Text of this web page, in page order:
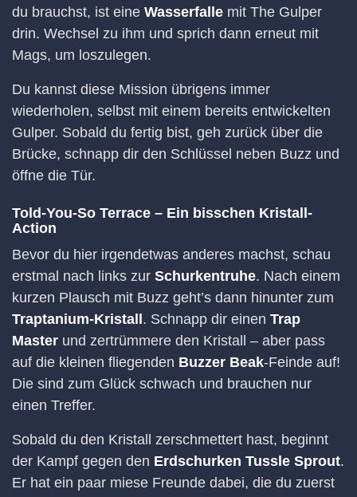
du brauchst, ist eine Wasserfalle mit The Gulper
drin. Wechsel zu ihm und sprich dann erneut mit
Mags, um loszulegen.
Du kannst diese Mission übrigens immer
wiederholen, selbst mit einem bereits entwickelten
Gulper. Sobald du fertig bist, geh zurück über die
Brücke, schnapp dir den Schlüssel neben Buzz und
öffne die Tür.
Told-You-So Terrace – Ein bisschen Kristall-
Action
Bevor du hier irgendetwas anderes machst, schau
erstmal nach links zur Schurkentruhe. Nach einem
kurzen Plausch mit Buzz geht’s dann hinunter zum
Traptanium-Kristall. Schnapp dir einen Trap
Master und zertrümmere den Kristall – aber pass
auf die kleinen fliegenden Buzzer Beak-Feinde auf!
Die sind zum Glück schwach und brauchen nur
einen Treffer.
Sobald du den Kristall zerschmettert hast, beginnt
der Kampf gegen den Erdschurken Tussle Sprout.
Er hat ein paar miese Freunde dabei, die du zuerst